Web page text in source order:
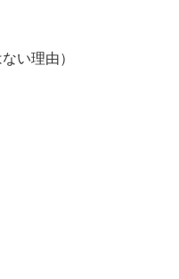
い理由）